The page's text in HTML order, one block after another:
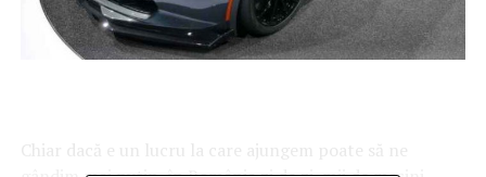
Chiar dacă e un lucru la care ajungem poate să ne